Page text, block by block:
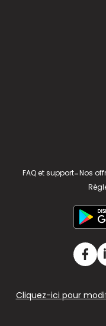
FAQ et support-Nos
Cliquez-ici pour